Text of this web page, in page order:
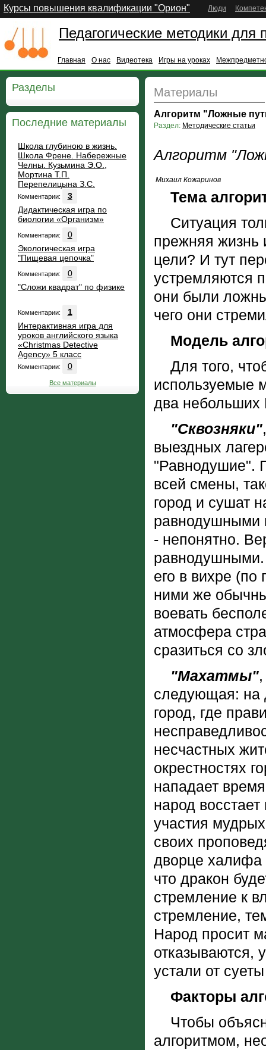
Курсы повышения квалификации "Орион" Люди
Педагогические методики для
Главная О нас Видеотека Игры на уроках
Разделы
Последние материалы
Школа глубиною в жизнь.
Школа Френе. Набережные
Челны. Кузьмина Э.О.,
Мортина Т.П.
Перепелицына З.С.
Комментарии:
3
Дидактическая игра по
биологии «Организм»
Комментарии:
0
Экологическая игра
"Пищевая цепочка"
Комментарии:
0
"Сложи квадрат" по физике
Комментарии:
1
Интерактивная игра для
уроков английского языка
«Christmas Detective
Agency» 5 класс
Комментарии: 0
Все материалы
Материалы
Алгоритм "Ложные
Раздел: Методические статьи
Алгоритм
Михаил Кожаринов
Тема
Cитуация
прежняя жизнь
цели? И тут
устремляются
они были
чего они
Модель
Для того,
используемые
два небольших
"Сквозняки"
выездных
"Равнодушие".
всей смены,
город и сушат
равнодушными
- непонятно.
равнодушными.
его в вихре (по
ними же
воевать
атмосфера
сразиться со
"Махатмы"
следующая: на
город, где
несчастных
окрестностях
нападает
народ
участия
своих
дворце халифа
что дракон
стремление к
стремление,
Народ просит
отказываются,
устали от
Факторы
Чтобы
алгоритмом,